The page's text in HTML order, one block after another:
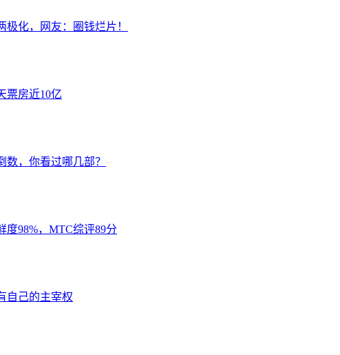
化，网友：圈钱烂片！
票房近10亿
，你看过哪几部？
98%，MTC综评89分
自己的主宰权